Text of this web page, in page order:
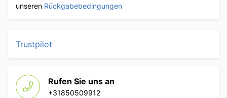
unseren Rückgabebedingungen
Trustpilot
Rufen Sie uns an
+31850509912